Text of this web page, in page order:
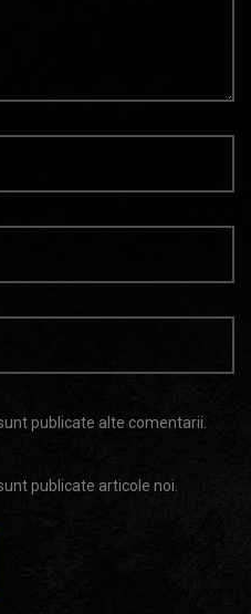
publicate alte comentarii.
publicate articole noi.